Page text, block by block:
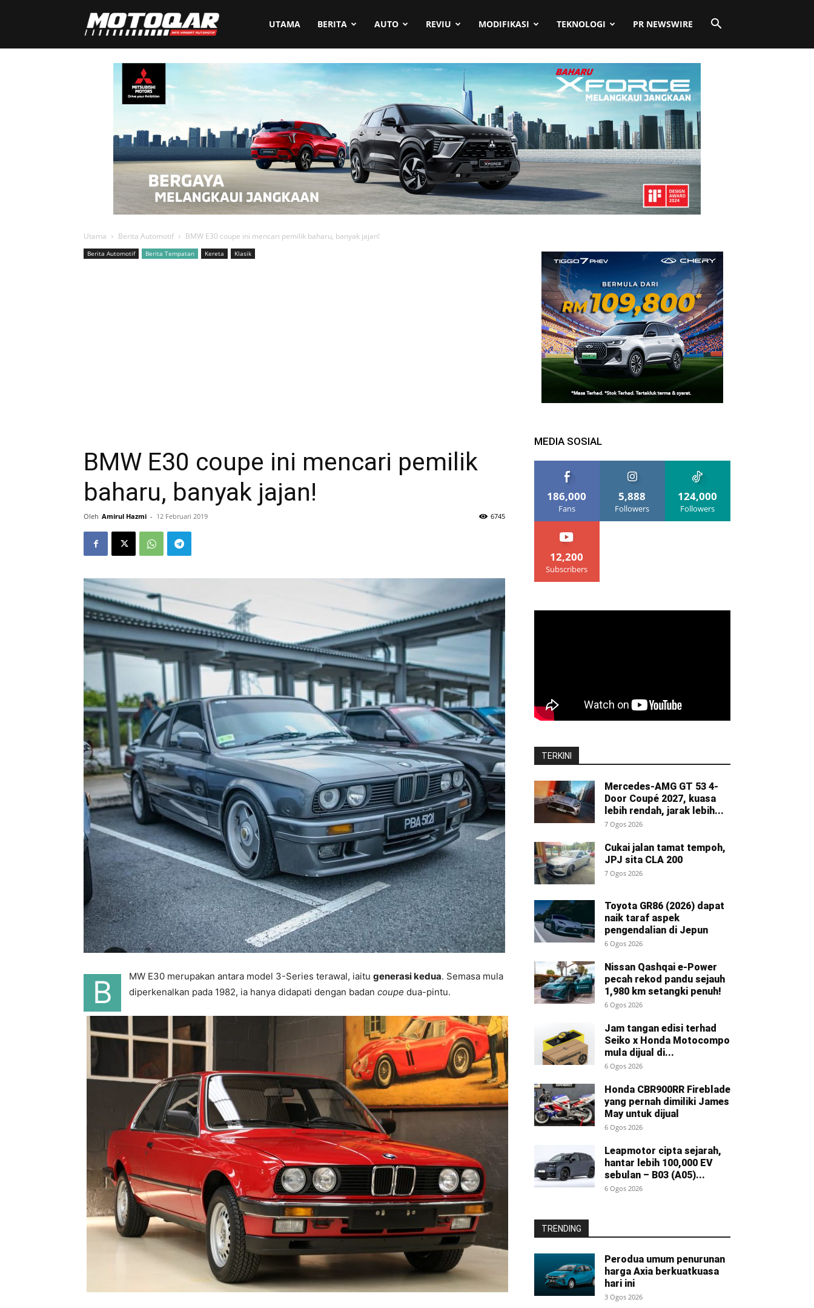
Motoqar UTAMA BERITA AUTO REVIU MODIFIKASI TEKNOLOGI PR NEWSWIRE
Utama Berita Automotif BMW E30 coupe ini mencari pemilik baharu, banyak jajan!
Berita Automotif Berita Tempatan Kereta Klasik
BMW E30 coupe ini mencari pemilik
baharu, banyak jajan!
Oleh Amirul Hazmi - 12 Februari 2019 6745
B MW E30 merupakan antara model 3-Series terawal, iaitu generasi kedua. Semasa mula
diperkenalkan pada 1982, ia hanya didapati dengan badan coupe dua-pintu.
MEDIA SOSIAL
186,000
Fans
5,888
Followers
124,000
Followers
12,200
Subscribers
TERKINI
Mercedes-AMG GT 53 4-
Door Coupé 2027, kuasa
lebih rendah, jarak lebih...
7 Ogos 2026
Cukai jalan tamat tempoh,
JPJ sita CLA 200
7 Ogos 2026
Toyota GR86 (2026) dapat
naik taraf aspek
pengendalian di Jepun
6 Ogos 2026
Nissan Qashqai e-Power
pecah rekod pandu sejauh
1,980 km setangki penuh!
6 Ogos 2026
Jam tangan edisi terhad
Seiko x Honda Motocompo
mula dijual di...
6 Ogos 2026
Honda CBR900RR Fireblade
yang pernah dimiliki James
May untuk dijual
6 Ogos 2026
Leapmotor cipta sejarah,
hantar lebih 100,000 EV
sebulan – B03 (A05)...
6 Ogos 2026
TRENDING
Perodua umum penurunan
harga Axia berkuatkuasa
hari ini
3 Ogos 2026